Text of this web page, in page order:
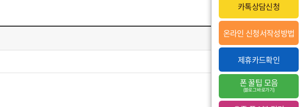
조회수 359
첨부파일(5)
카톡상담신청
온라인 신청서작성방법
제휴카드확인
폰 꿀팁 모음
(블로그 바로가기)